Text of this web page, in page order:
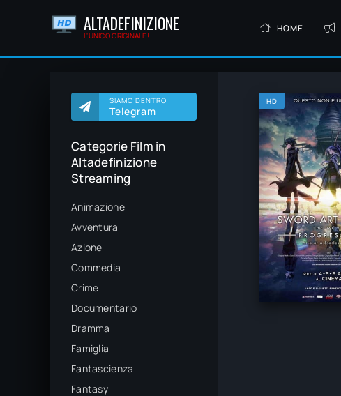
ALTADEFINIZIONE
L'UNICO ORIGINALE!
HOME
SIAMO DENTRO
Telegram
Categorie Film in
Altadefinizione
Streaming
Animazione
Avventura
Azione
Commedia
Crime
Documentario
Dramma
Famiglia
Fantascienza
Fantasy
HD